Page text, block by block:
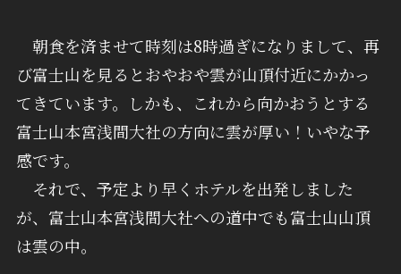
朝食を済ませて時刻は8時過ぎになりまして、再
び富士山を見るとおやおや雲が山頂付近にかかっ
てきています。しかも、これから向かおうとする
富士山本宮浅間大社の方向に雲が厚い！いやな予
感です。
それで、予定より早くホテルを出発しました
が、富士山本宮浅間大社への道中でも富士山山頂
は雲の中。